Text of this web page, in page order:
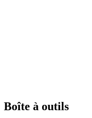
Boîte à outils